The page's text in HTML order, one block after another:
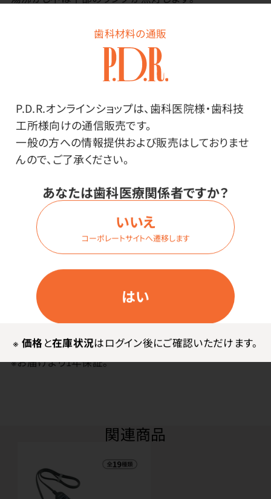
歯科材料の通販
P.D.R.オンラインショップは、歯科医院様・歯科技
工所様向けの通信販売です。
一般の方への情報提供および販売はしておりませ
んので、ご了承ください。
あなたは歯科医療関係者ですか？
はい
いいえ
コーポレートサイトへ遷移します
※ 価格と在庫状況はログイン後にご確認いただけます。
空焚き防止機能付き。
メーカー・ブランド
ドリテック
●サイズ／約 W23.0×D15.5×H20.0cm（給電スタンド
含む）●商品重量／本体のみ：約0.7kg 給電スタンドを
含む：約0.8kg●電源／AC100V 50/60Hz共用●定格消
120cm
使用上の注意
※お届けより1年保証。
関連商品